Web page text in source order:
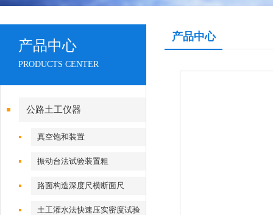
产品中心
PRODUCTS CENTER
公路土工仪器
真空饱和装置
振动台法试验装置粗
路面构造深度尺横断面尺
土工灌水法快速压实密度试验
产品中心